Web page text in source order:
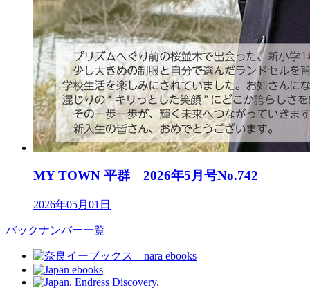
MY TOWN 平群 2026年5月号No.742
2026年05月01日
バックナンバー一覧